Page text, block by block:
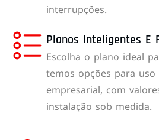
interrupções.
Planos Inteligentes E
Escolha o plano ideal
temos opções para uso
empresarial, com
instalação sob medida.